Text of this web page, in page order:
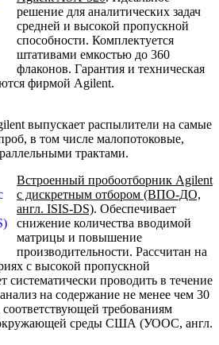
решение для аналитических задач
средней и высокой пропускной
способности. Комплектуется
штативами емкостью до 360
флаконов. Гарантия и техническая
фирмой Agilent.
выпускает распылители на самые
в том числе малопотоковые,
трактами.
Встроенный пробоотборник Agilent
с дискретным отбором (ВПО-ДО,
англ. ISIS-DS). Обеспечивает
снижение количества вводимой
матрицы и повышение
производительности. Рассчитан на
с высокой пропускной
систематически проводить в течение
на содержание не менее чем 30
требованиям
окружающей среды США (УООС, англ.